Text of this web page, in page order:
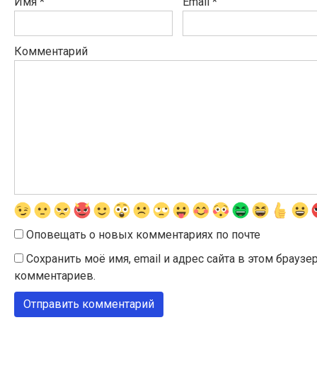
Комментарий
Оповещать о новых комментариях по почте
Сохранить моё имя, email и адрес сайта в этом
комментариев.